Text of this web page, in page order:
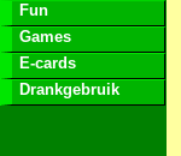
Fun
Games
E-cards
Drankgebruik